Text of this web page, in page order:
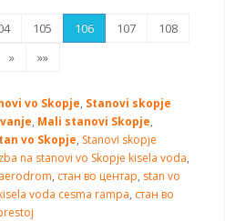
105 106 107
108
» »»
vo Skopje, Stanovi skopje
, Mali stanovi Skopje,
vo Skopje, Stanovi skopje
na stanovi vo Skopje kisela voda,
, стан во центар, stan vo
voda cesma rampa, стан во